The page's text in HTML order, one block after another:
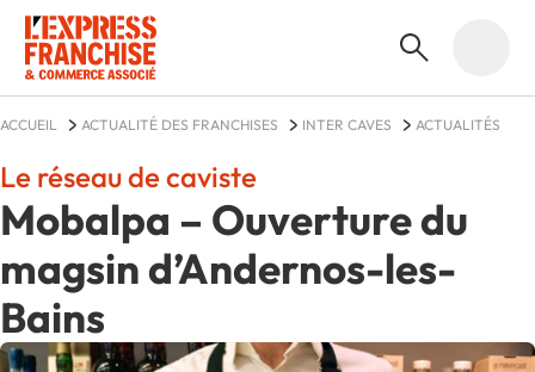
ACCUEIL ACTUALITÉ DES FRANCHISES INTER CAVES ACTUALITÉS
Mobalpa – Ouverture du
magsin d’Andernos-les-
Bains
Le réseau de caviste